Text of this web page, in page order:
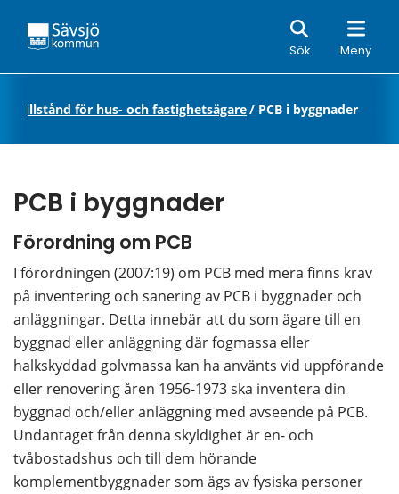
Sök Meny
Sök
Tillstånd för hus- och fastighetsägare/ PCB i byggnader
PCB i byggnader
Förordning om PCB
I förordningen (2007:19) om PCB med mera finns krav
på inventering och sanering av PCB i byggnader och
anläggningar. Detta innebär att du som ägare till en
byggnad eller anläggning där fogmassa eller
halkskyddad golvmassa kan ha använts vid uppförande
eller renovering åren 1956-1973 ska inventera din
byggnad och/eller anläggning med avseende på PCB.
Undantaget från denna skyldighet är en- och
tvåbostadshus och till dem hörande
komplementbyggnader som ägs av fysiska personer